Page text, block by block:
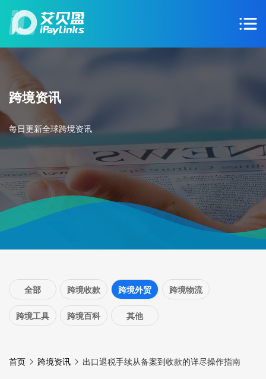
跨境资讯
每日更新全球跨境资讯
全部 跨境收款 跨境外贸 跨境物流
跨境工具 跨境百科 其他
首页 跨境资讯 出口退税手续从备案到收款的详尽操作指南